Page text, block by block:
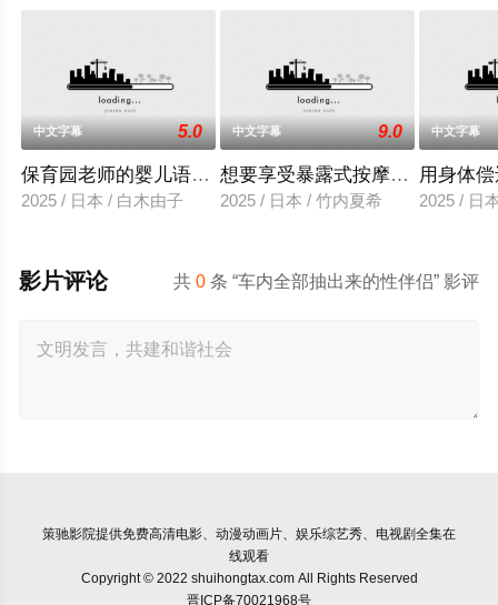
中文字幕 5.0
保育园老师的婴儿语让人超兴奋
2025 / 日本 / 白木由子
中文字幕 9.0
想要享受暴露式按摩的已婚女子
2025 / 日本 / 竹内夏希
中文字幕
用身体
2025 / 日
共0 条 “车内全部抽出来的性伴侣” 影评
影片评论
策驰影院提供免费高清电影、动漫动画片、娱乐综艺秀、电视剧全集在
线观看
Copyright © 2022 shuihongtax.com All Rights Reserved
晋ICP备70021968号